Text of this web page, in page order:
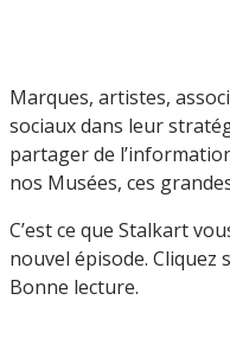
Marques, artistes,
sociaux dans leur
partager de
nos Musées, ces
C’est ce que Stalkart
nouvel épisode. Cliquez
Bonne lecture.